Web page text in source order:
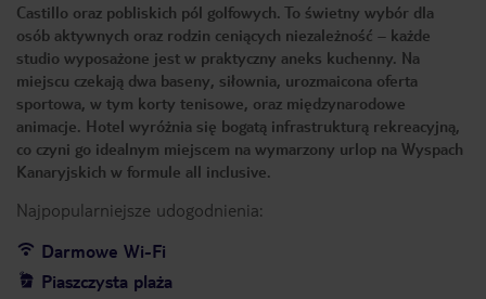
Castillo oraz pobliskich pól golfowych. To świetny wybór dla
osób aktywnych oraz rodzin ceniących niezależność – każde
studio wyposażone jest w praktyczny aneks kuchenny. Na
miejscu czekają dwa baseny, siłownia, urozmaicona oferta
sportowa, w tym korty tenisowe, oraz międzynarodowe
animacje. Hotel wyróżnia się bogatą infrastrukturą rekreacyjną,
co czyni go idealnym miejscem na wymarzony urlop na Wyspach
Kanaryjskich w formule all inclusive.
Najpopularniejsze udogodnienia:
Darmowe Wi-Fi
Piaszczysta plaża